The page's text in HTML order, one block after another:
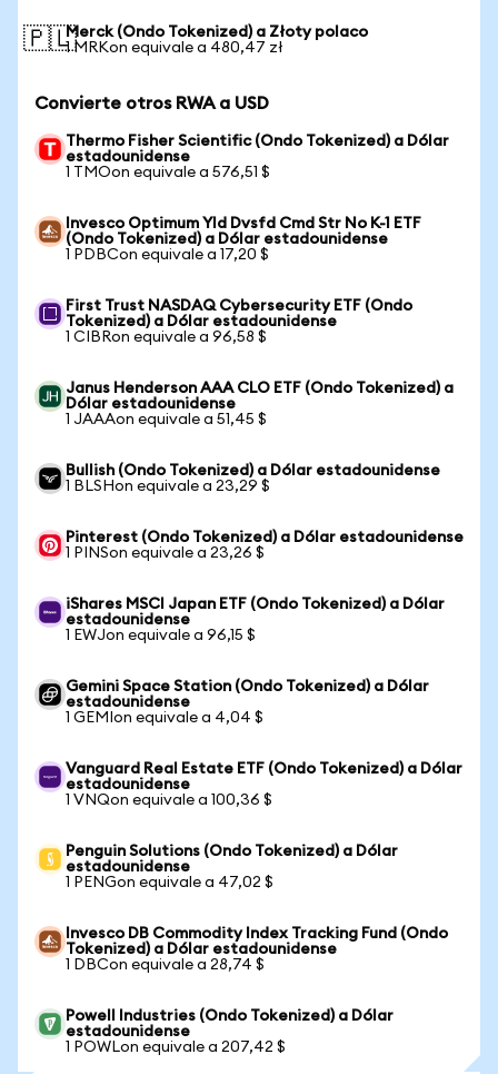
🇵🇱Merck (Ondo Tokenized) a Złoty polaco
1 MRKon equivale a 480,47 zł
Convierte otros RWA a USD
Thermo Fisher Scientific (Ondo Tokenized) a Dólar
estadounidense
1 TMOon equivale a 576,51 $
Invesco Optimum Yld Dvsfd Cmd Str No K-1 ETF
(Ondo Tokenized) a Dólar estadounidense
1 PDBCon equivale a 17,20 $
First Trust NASDAQ Cybersecurity ETF (Ondo
Tokenized) a Dólar estadounidense
1 CIBRon equivale a 96,58 $
Janus Henderson AAA CLO ETF (Ondo Tokenized) a
Dólar estadounidense
1 JAAAon equivale a 51,45 $
Bullish (Ondo Tokenized) a Dólar estadounidense
1 BLSHon equivale a 23,29 $
Pinterest (Ondo Tokenized) a Dólar estadounidense
1 PINSon equivale a 23,26 $
iShares MSCI Japan ETF (Ondo Tokenized) a Dólar
estadounidense
1 EWJon equivale a 96,15 $
Gemini Space Station (Ondo Tokenized) a Dólar
estadounidense
1 GEMIon equivale a 4,04 $
Vanguard Real Estate ETF (Ondo Tokenized) a Dólar
estadounidense
1 VNQon equivale a 100,36 $
Penguin Solutions (Ondo Tokenized) a Dólar
estadounidense
1 PENGon equivale a 47,02 $
Invesco DB Commodity Index Tracking Fund (Ondo
Tokenized) a Dólar estadounidense
1 DBCon equivale a 28,74 $
Powell Industries (Ondo Tokenized) a Dólar
estadounidense
1 POWLon equivale a 207,42 $